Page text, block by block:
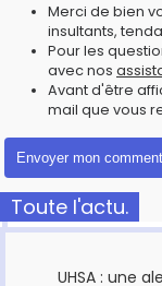
Merci de bien
insultants,
Pour les
avec nos
Avant d'être
mail que vous
Toute l'actu.
UHSA : une